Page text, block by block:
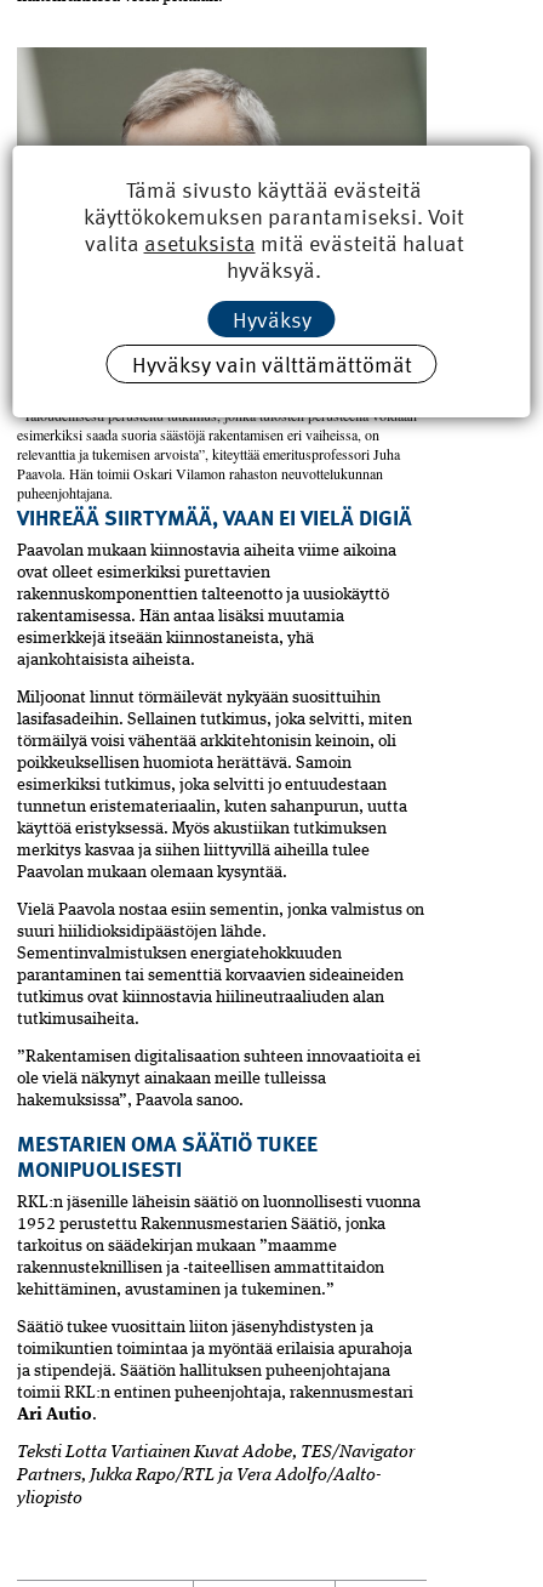
”Taloudellisesti perusteltu tutkimus, jonka tulosten perusteella voidaan
esimerkiksi saada suoria säästöjä rakentamisen eri vaiheissa, on
relevanttia ja tukemisen arvoista”, kiteyttää emeritusprofessori Juha
Paavola. Hän toimii Oskari Vilamon rahaston neuvottelukunnan
puheenjohtajana.
VIHREÄÄ SIIRTYMÄÄ, VAAN EI VIELÄ DIGIÄ
Paavolan mukaan kiinnostavia aiheita viime aikoina
ovat olleet esimerkiksi purettavien
rakennuskomponenttien talteenotto ja uusiokäyttö
rakentamisessa. Hän antaa lisäksi muutamia
esimerkkejä itseään kiinnostaneista, yhä
ajankohtaisista aiheista.
Miljoonat linnut törmäilevät nykyään suosittuihin
lasifasadeihin. Sellainen tutkimus, joka selvitti, miten
törmäilyä voisi vähentää arkkitehtonisin keinoin, oli
poikkeuksellisen huomiota herättävä. Samoin
esimerkiksi tutkimus, joka selvitti jo entuudestaan
tunnetun eristemateriaalin, kuten sahanpurun, uutta
käyttöä eristyksessä. Myös akustiikan tutkimuksen
merkitys kasvaa ja siihen liittyvillä aiheilla tulee
Paavolan mukaan olemaan kysyntää.
Vielä Paavola nostaa esiin sementin, jonka valmistus on
suuri hiilidioksidipäästöjen lähde.
Sementinvalmistuksen energiatehokkuuden
parantaminen tai sementtiä korvaavien sideaineiden
tutkimus ovat kiinnostavia hiilineutraaliuden alan
tutkimusaiheita.
”Rakentamisen digitalisaation suhteen innovaatioita ei
ole vielä näkynyt ainakaan meille tulleissa
hakemuksissa”, Paavola sanoo.
MESTARIEN OMA SÄÄTIÖ TUKEE
MONIPUOLISESTI
RKL:n jäsenille läheisin säätiö on luonnollisesti vuonna
1952 perustettu Rakennusmestarien Säätiö, jonka
tarkoitus on säädekirjan mukaan ”maamme
rakennusteknillisen ja -taiteellisen ammattitaidon
kehittäminen, avustaminen ja tukeminen.”
Säätiö tukee vuosittain liiton jäsenyhdistysten ja
toimikuntien toimintaa ja myöntää erilaisia apurahoja
ja stipendejä. Säätiön hallituksen puheenjohtajana
toimii RKL:n entinen puheenjohtaja, rakennusmestari
Ari Autio.
Teksti Lotta Vartiainen Kuvat Adobe, TES/Navigator
Partners, Jukka Rapo/RTL ja Vera Adolfo/Aalto-
yliopisto
Tämä sivusto käyttää evästeitä
käyttökokemuksen parantamiseksi. Voit
valita asetuksista mitä evästeitä haluat
hyväksyä.
Hyväksy
Hyväksy vain välttämättömät